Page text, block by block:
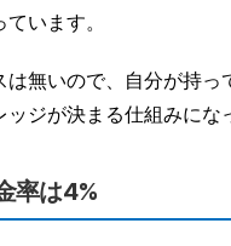
います。
は無いので、自分が持っ
ジが決まる仕組みにな
率は4%